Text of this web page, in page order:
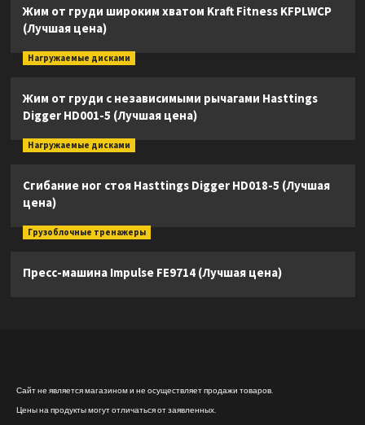
Жим от груди широким хватом Kraft Fitness KFPLWCP
(Лучшая цена)
Нагружаемые дисками
Жим от груди с независимыми рычагами Hasttings
Digger HD001-5 (Лучшая цена)
Нагружаемые дисками
Сгибание ног стоя Hasttings Digger HD018-5 (Лучшая
цена)
Грузоблочные тренажеры
Пресс-машина Impulse FE9714 (Лучшая цена)
Сайт не является магазином и не осуществляет продажи товаров.
Цены на продукты могут отличаться от заявленных.